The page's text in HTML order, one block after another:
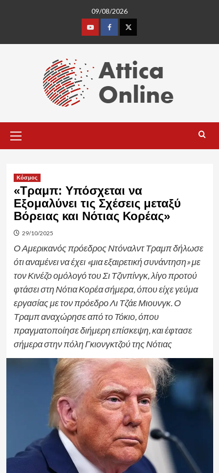
09/08/2026
YoutubeFacebookTwitter
Menu
Κόσμος
«Τραμπ: Υπόσχεται να
Εξομαλύνει τις Σχέσεις μεταξύ
Βόρειας και Νότιας Κορέας»
29/10/2025
Ο Αμερικανός πρόεδρος Ντόναλντ Τραμπ δήλωσε
ότι αναμένει να έχει «μια εξαιρετική συνάντηση» με
τον Κινέζο ομόλογό του Σι Τζινπίνγκ, λίγο προτού
φτάσει στη Νότια Κορέα σήμερα, όπου είχε γεύμα
εργασίας με τον πρόεδρο Λι Τζάε Μιουνγκ. Ο
Τραμπ αναχώρησε από το Τόκιο, όπου
πραγματοποίησε διήμερη επίσκεψη, και έφτασε
σήμερα στην πόλη Γκιονγκτζού της Νότιας